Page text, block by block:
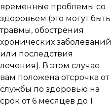
временные проблемы со
здоровьем (это могут быть
травмы, обострения
хронических заболеваний
или последствия
лечения). В этом случае
вам положена отсрочка от
службы по здоровью на
срок от 6 месяцев до 1